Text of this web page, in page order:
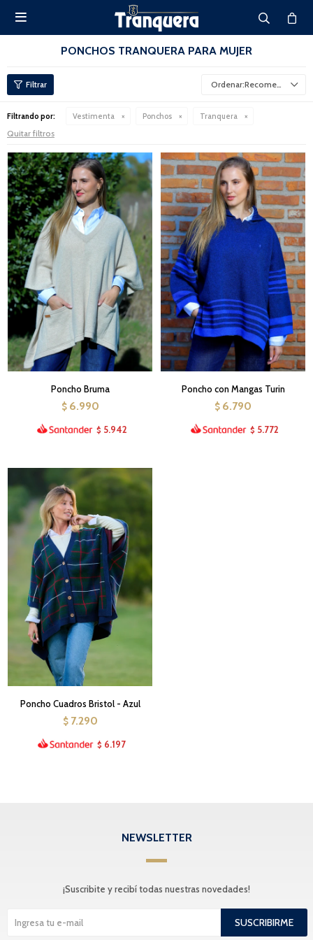

PONCHOS TRANQUERA PARA MUJER
Recomendados
Filtrando por: Vestimenta Ponchos Tranquera
Quitar filtros
Poncho Bruma
$ 6.990
$ 5.942
Poncho con Mangas Turin
$ 6.790
$ 5.772
Poncho Cuadros Bristol - Azul
$ 7.290
$ 6.197
NEWSLETTER
¡Suscribite y recibí todas nuestras novedades!
SUSCRIBIRME